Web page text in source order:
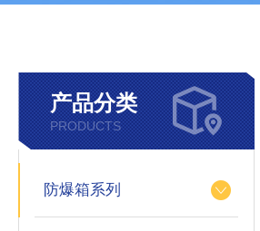
产品分类
PRODUCTS
防爆箱系列